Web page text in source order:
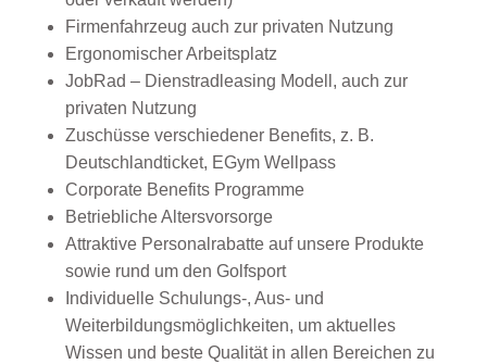
Firmenfahrzeug auch zur privaten Nutzung
Ergonomischer Arbeitsplatz
JobRad – Dienstradleasing Modell, auch zur
privaten Nutzung
Zuschüsse verschiedener Benefits, z. B.
Deutschlandticket, EGym Wellpass
Corporate Benefits Programme
Betriebliche Altersvorsorge
Attraktive Personalrabatte auf unsere Produkte
sowie rund um den Golfsport
Individuelle Schulungs-, Aus- und
Weiterbildungsmöglichkeiten, um aktuelles
Wissen und beste Qualität in allen Bereichen zu